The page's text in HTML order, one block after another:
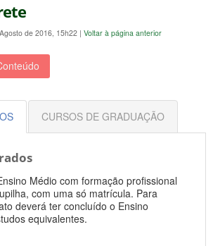
de 2016, 15h22 | Voltar à página anterior
CURSOS DE GRADUAÇÃO
Médio com formação profissional
com uma só matrícula. Para
deverá ter concluído o Ensino
equivalentes.